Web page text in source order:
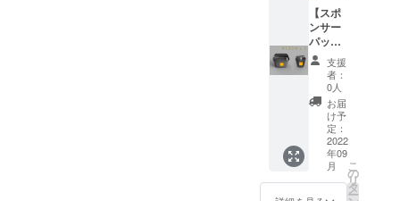
す。 ※
平日12
時〜13
時の間
の1時間
を予定
してい
ます。
※他のゲ
ストも
同席す
る場合
がござ
ERIA
SANTi
のジェ
ラート
750ml
（2700
円相当
＋1300
円クー
ル宅急
便） ※
季節の
お任せ3
マニュ
アル＋
店頭
POPテ
ンプ
レート
＋A6サ
イズチ
ラシを
デジタ
ルデー
タでお
渡し）
を行い
ます。
・オン
ライン
講演会
（相互
自己紹
介15分
Megloo
紹介15
分＋質
疑応答
【スポ
ンサー
パッ
ク】 商
業施設
オー
ナー様
向け
パック
です。
・メイ
ン容器
+オリジ
支援
者：
0人
お届
け予
定：
2022
年09
月
こ
の
リ
タ
ー